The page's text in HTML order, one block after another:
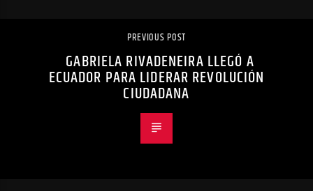
PREVIOUS POST
GABRIELA RIVADENEIRA LLEGÓ A
ECUADOR PARA LIDERAR REVOLUCIÓN
CIUDADANA